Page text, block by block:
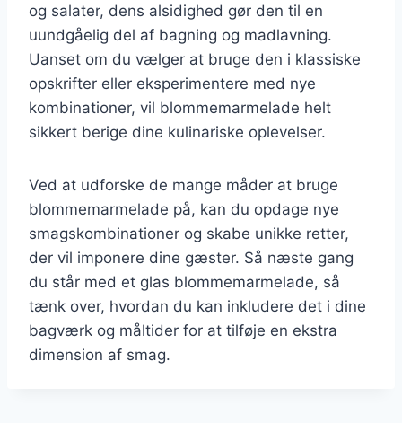
og salater, dens alsidighed gør den til en
uundgåelig del af bagning og madlavning.
Uanset om du vælger at bruge den i klassiske
opskrifter eller eksperimentere med nye
kombinationer, vil blommemarmelade helt
sikkert berige dine kulinariske oplevelser.
Ved at udforske de mange måder at bruge
blommemarmelade på, kan du opdage nye
smagskombinationer og skabe unikke retter,
der vil imponere dine gæster. Så næste gang
du står med et glas blommemarmelade, så
tænk over, hvordan du kan inkludere det i dine
bagværk og måltider for at tilføje en ekstra
dimension af smag.